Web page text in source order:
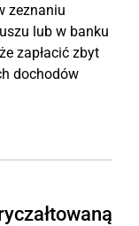
zeznaniu
lub w banku
zapłacić zbyt
dochodów